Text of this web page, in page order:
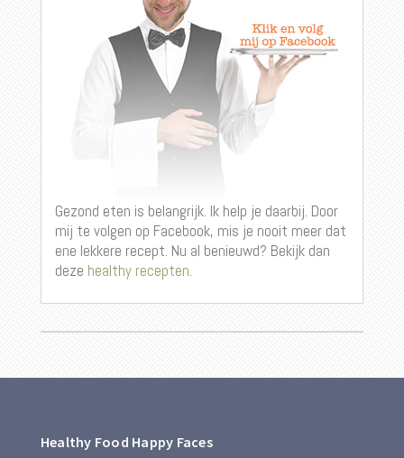
Gezond eten is belangrijk. Ik help je daarbij. Door
mij te volgen op Facebook, mis je nooit meer dat
ene lekkere recept. Nu al benieuwd? Bekijk dan
deze healthy recepten.
Healthy Food Happy Faces